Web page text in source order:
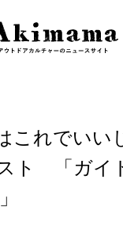
これでいい
ト 「ガイ